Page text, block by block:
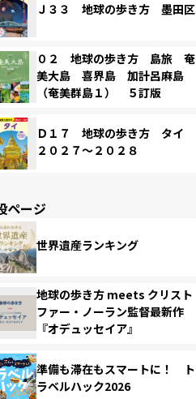
Ｊ３３ 地球の歩き方 墨田区
０２ 地球の歩き方 島旅 奄
美大島 喜界島 加計呂麻島
（奄美群島１） ５訂版
Ｄ１７ 地球の歩き方 タイ
２０２７～２０２８
ページ
世界遺産ランキング
地球の歩き方 meets クリスト
ファー・ノーラン監督最新作
『オデュッセイア』
準備も滞在もスマートに！ ト
ラベルハック2026